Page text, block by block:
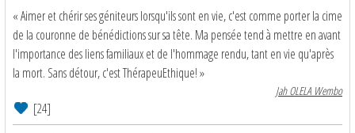
« Aimer et chérir ses géniteurs lorsqu'ils sont en vie, c'est comme porter la cime
de la couronne de bénédictions sur sa tête. Ma pensée tend à mettre en avant
l'importance des liens familiaux et de l'hommage rendu, tant en vie qu'après
la mort. Sans détour, c'est ThérapeuEthique! »
Jah OLELA Wembo
[24]